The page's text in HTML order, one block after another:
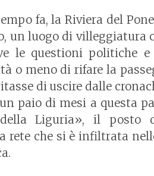
fa, la Riviera del
un luogo di villeggiatura
le questioni politiche
o meno di rifare la
di uscire dalle
paio di mesi a questa
Liguria», il posto
rete che si è infiltrata